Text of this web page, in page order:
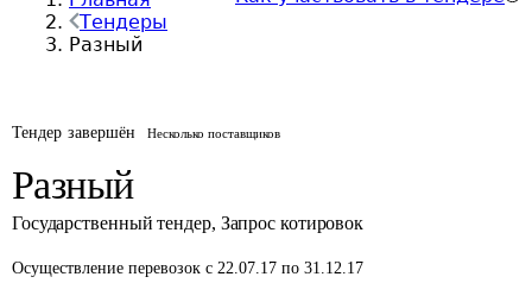
Тендеры
Разный
Тендер завершён Несколько поставщиков
Разный
Государственный тендер, Запрос котировок
Осуществление перевозок с 22.07.17 по 31.12.17